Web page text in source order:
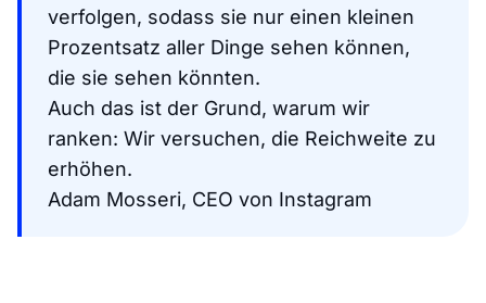
verfolgen, sodass sie nur einen kleinen
Prozentsatz aller Dinge sehen können,
die sie sehen könnten.
Auch das ist der Grund, warum wir
ranken: Wir versuchen, die Reichweite zu
erhöhen.
Adam Mosseri, CEO von Instagram